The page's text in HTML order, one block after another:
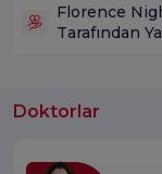
Florence
Tarafından
Doktorlar